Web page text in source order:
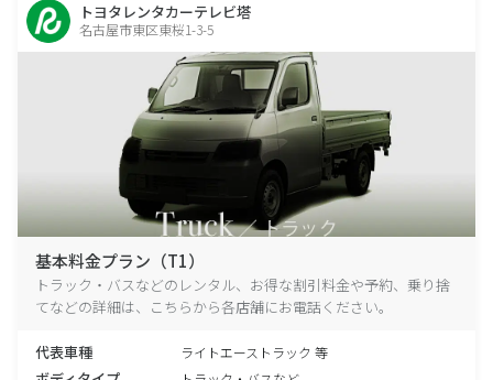
トヨタレンタカーテレビ塔
名古屋市東区東桜1-3-5
基本料金プラン（T1）
トラック・バスなどのレンタル、お得な割引料金や予約、乗り捨
てなどの詳細は、こちらから各店舗にお電話ください。
代表車種 ライトエーストラック 等